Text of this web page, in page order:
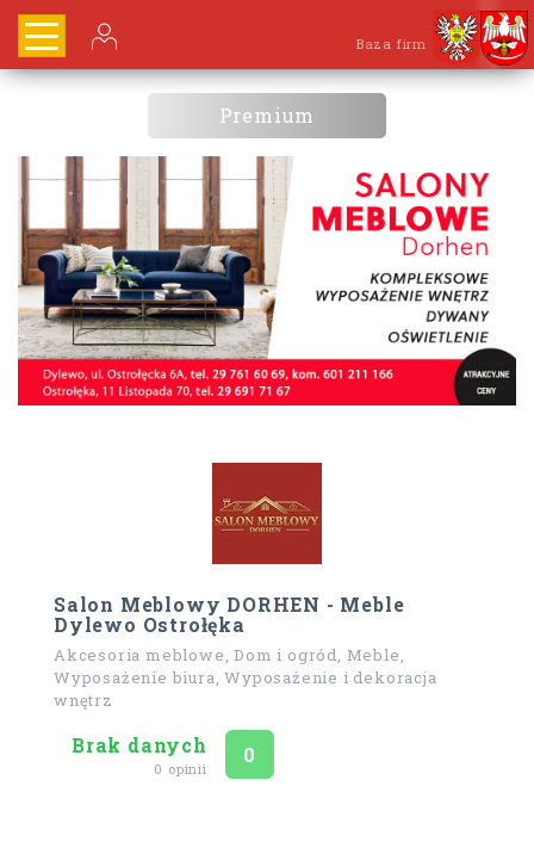
Baza firm
Premium
Salon Meblowy DORHEN - Meble
Dylewo Ostrołęka
Akcesoria meblowe, Dom i ogród, Meble,
Wyposażenie biura, Wyposażenie i dekoracja
wnętrz
Brak danych
0 opinii
Ocena
0